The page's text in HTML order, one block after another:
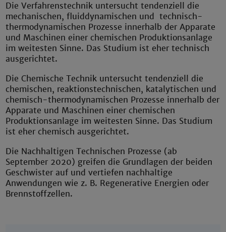
Die Verfahrenstechnik untersucht tendenziell die
mechanischen, fluiddynamischen und technisch-
thermodynamischen Prozesse innerhalb der Apparate
und Maschinen einer chemischen Produktionsanlage
im weitesten Sinne. Das Studium ist eher technisch
ausgerichtet.
Die Chemische Technik untersucht tendenziell die
chemischen, reaktionstechnischen, katalytischen und
chemisch-thermodynamischen Prozesse innerhalb der
Apparate und Maschinen einer chemischen
Produktionsanlage im weitesten Sinne. Das Studium
ist eher chemisch ausgerichtet.
Die Nachhaltigen Technischen Prozesse (ab
September 2020) greifen die Grundlagen der beiden
Geschwister auf und vertiefen nachhaltige
Anwendungen wie z. B. Regenerative Energien oder
Brennstoffzellen.